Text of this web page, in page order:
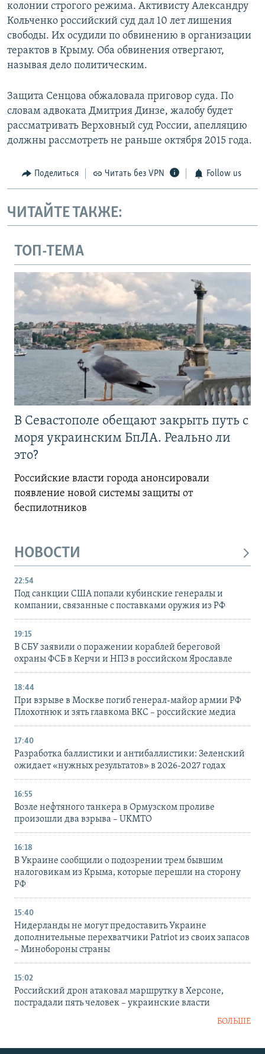
колонии строгого режима. Активисту Александру
Кольченко российский суд дал 10 лет лишения
свободы. Их осудили по обвинению в организации
терактов в Крыму. Оба обвинения отвергают,
называя дело политическим.
Защита Сенцова обжаловала приговор суда. По
словам адвоката Дмитрия Динзе, жалобу будет
рассматривать Верховный суд России, апелляцию
должны рассмотреть не раньше октября 2015 года.
Поделиться Читать без VPN Follow us
ЧИТАЙТЕ ТАКЖЕ:
ТОП-ТЕМА
В Севастополе обещают закрыть путь с
моря украинским БпЛА. Реально ли
это?
Российские власти города анонсировали
появление новой системы защиты от
беспилотников
НОВОСТИ
22:54
Под санкции США попали кубинские генералы и
компании, связанные с поставками оружия из РФ
19:15
В СБУ заявили о поражении кораблей береговой
охраны ФСБ в Керчи и НПЗ в российском Ярославле
18:44
При взрыве в Москве погиб генерал-майор армии РФ
Плохотнюк и зять главкома ВКС – российские медиа
17:40
Разработка баллистики и антибаллистики: Зеленский
ожидает «нужных результатов» в 2026-2027 годах
16:55
Возле нефтяного танкера в Ормузском проливе
произошли два взрыва – UKMTO
16:18
В Украине сообщили о подозрении трем бывшим
налоговикам из Крыма, которые перешли на сторону
РФ
15:40
Нидерланды не могут предоставить Украине
дополнительные перехватчики Patriot из своих запасов
– Минобороны страны
15:02
Российский дрон атаковал маршрутку в Херсоне,
пострадали пять человек – украинские власти
БОЛЬШЕ